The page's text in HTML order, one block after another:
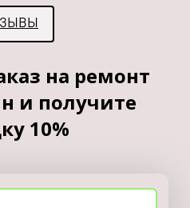
на ремонт
и получите
10%